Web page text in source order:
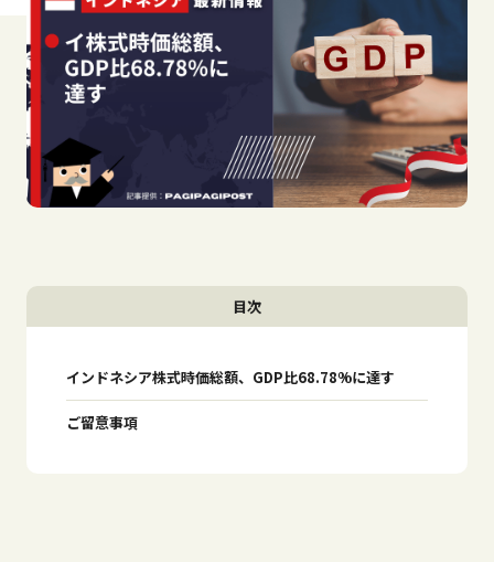
目次
インドネシア株式時価総額、GDP比68.78%に達す
ご留意事項